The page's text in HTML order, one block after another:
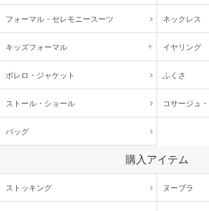
フォーマル・ セレモニースーツ ネックレス
キッズフォーマル イヤリング
ボレロ・ジャケット ふくさ
ストール・ショール コサージュ・
バッグ
購入アイテム
ストッキング ヌーブラ